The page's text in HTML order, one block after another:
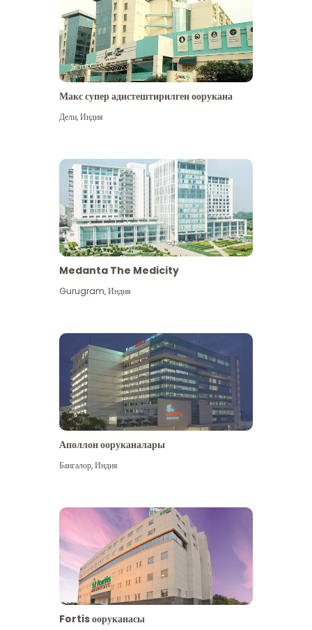
Макс супер адистештирилген оорукана
Дели,Индия
Medanta The Medicity
Gurugram,Индия
Аполлон ооруканалары
Бангалор,Индия
Fortis ооруканасы